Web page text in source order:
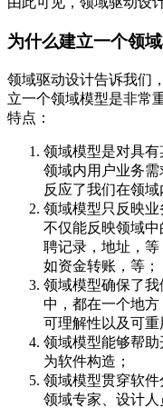
为什么建立一个领
领域驱动设计告诉我们
立一个领域模型是非常
特点：
领域模型是对具
领域内用户业务
反应了我们在领域
领域模型只反映
不仅能反映领域
聘记录，地址，等
如资金转账，等；
领域模型确保了
中，都在一个地
可理解性以及可重
领域模型能够帮
为软件构造；
领域模型贯穿软件
领域专家、设计